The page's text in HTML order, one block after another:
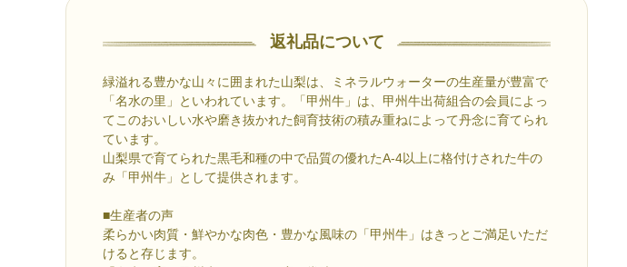
返礼品について
緑溢れる豊かな山々に囲まれた山梨は、ミネラルウォーターの生産量が豊富で
「名水の里」といわれています。「甲州牛」は、甲州牛出荷組合の会員によっ
てこのおいしい水や磨き抜かれた飼育技術の積み重ねによって丹念に育てられ
ています。
山梨県で育てられた黒毛和種の中で品質の優れたA-4以上に格付けされた牛の
み「甲州牛」として提供されます。
■生産者の声
柔らかい肉質・鮮やかな肉色・豊かな風味の「甲州牛」はきっとご満足いただ
けると存じます。